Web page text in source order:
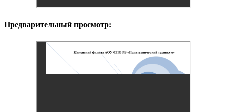
Предварительный просмотр: